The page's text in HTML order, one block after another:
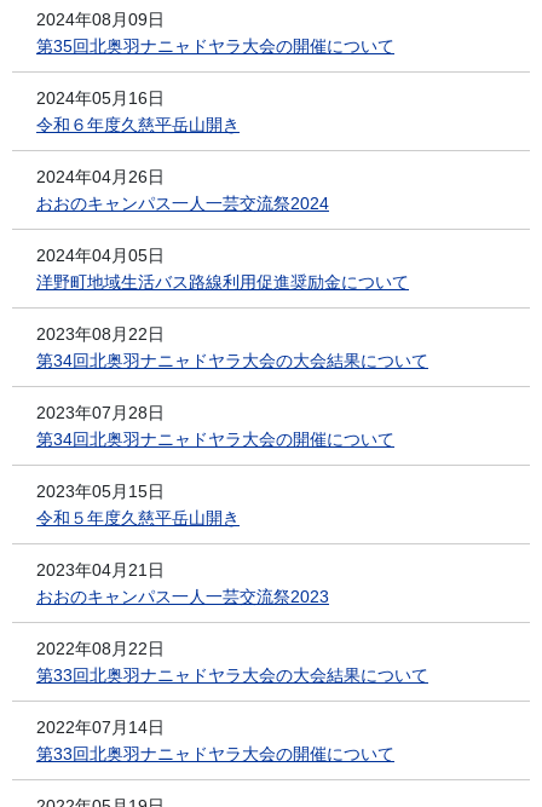
2024年08月09日
第35回北奥羽ナニャドヤラ大会の開催について
2024年05月16日
令和６年度久慈平岳山開き
2024年04月26日
おおのキャンパス一人一芸交流祭2024
2024年04月05日
洋野町地域生活バス路線利用促進奨励金について
2023年08月22日
第34回北奥羽ナニャドヤラ大会の大会結果について
2023年07月28日
第34回北奥羽ナニャドヤラ大会の開催について
2023年05月15日
令和５年度久慈平岳山開き
2023年04月21日
おおのキャンパス一人一芸交流祭2023
2022年08月22日
第33回北奥羽ナニャドヤラ大会の大会結果について
2022年07月14日
第33回北奥羽ナニャドヤラ大会の開催について